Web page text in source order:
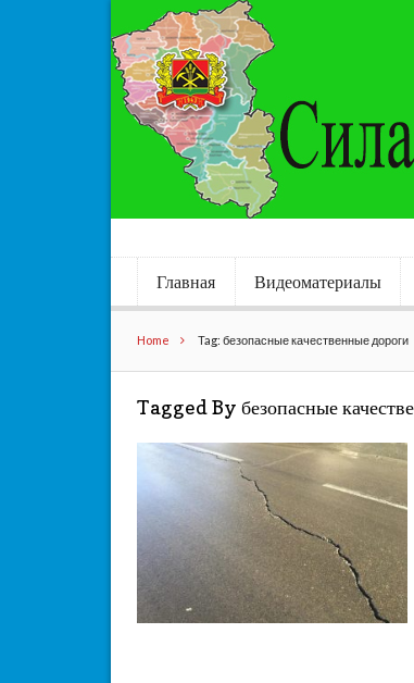
Главная Видеоматериалы
Home Tag: безопасные качественные дороги
Tagged By безопасные